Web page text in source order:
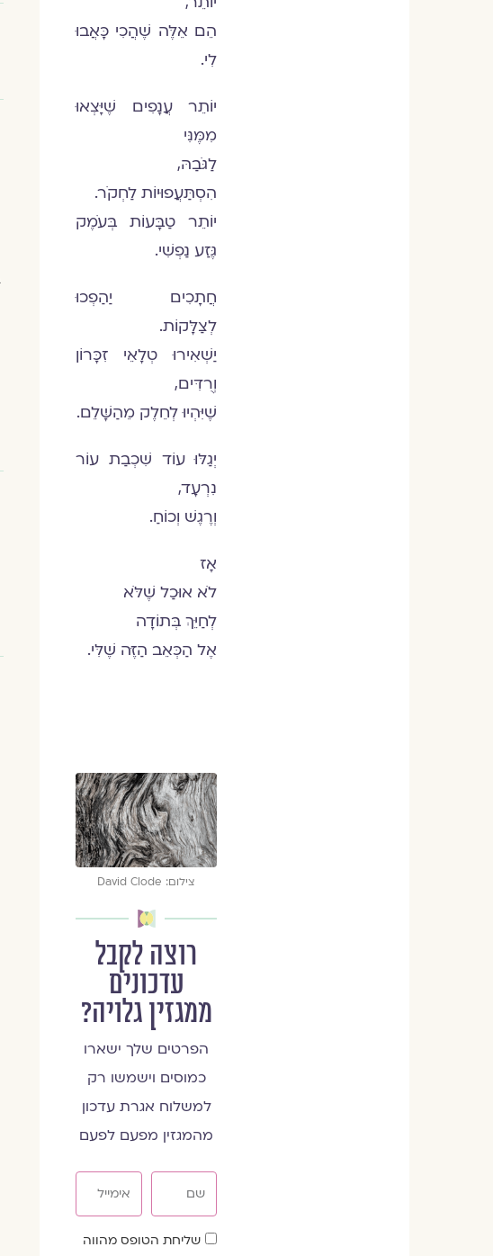
הֵם אֵלֶּה שֶׁהֲכִי כָּאֲבוּ
לִי.
יוֹתֵר עֲנָפִים שֶׁיָּצְאוּ
מִמֶּנִּי
לַגֹּבַהּ,
הִסְתַּעֲפוּיוֹת לַחְקֹר.
יוֹתֵר טַבָּעוֹת בְּעֹמֶק
גֶּזַע נַפְשִׁי.
חֲתָכִים יַהַפְכוּ
לְצַלָּקוֹת.
יַשְׁאִירוּ טְלָאֵי זִכָּרוֹן
וְרֻדִּים,
שֶׁיִּהְיוּ לְחֵלֶק מֵהַשָּׁלֵם.
יְגַלּוּ עוֹד שִׁכְבַת עוֹר
נִרְעָד,
וְרֶגֶשׁ וְכוֹחַ.
אָז
לֹא אוּכַל שֶׁלֹּא
לְחַיֵּךְ בְּתוֹדָה
אֶל הַכְּאֵב הַזֶּה שֶׁלִּי.
צילום: David Clode
רוצה לקבל
עדכונים
ממגזין גלויה?
הפרטים שלך ישארו
כמוסים וישמשו רק
למשלוח אגרת עדכון
מהמגזין מפעם לפעם
שדהשליחת הטופס מהווה